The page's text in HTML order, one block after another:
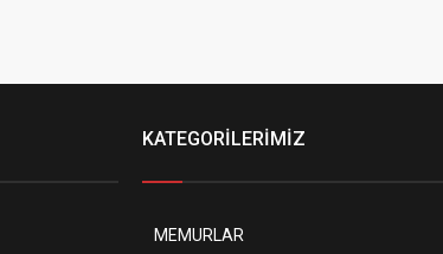
KATEGORİLERİMİZ
MEMURLAR